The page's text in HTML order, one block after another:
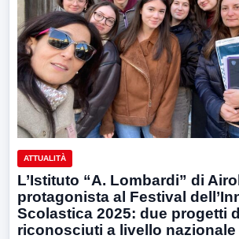
ATTUALITÀ
L’Istituto “A. Lombardi” di
protagonista al Festival
Scolastica 2025: due progetti
riconosciuti a livello nazionale